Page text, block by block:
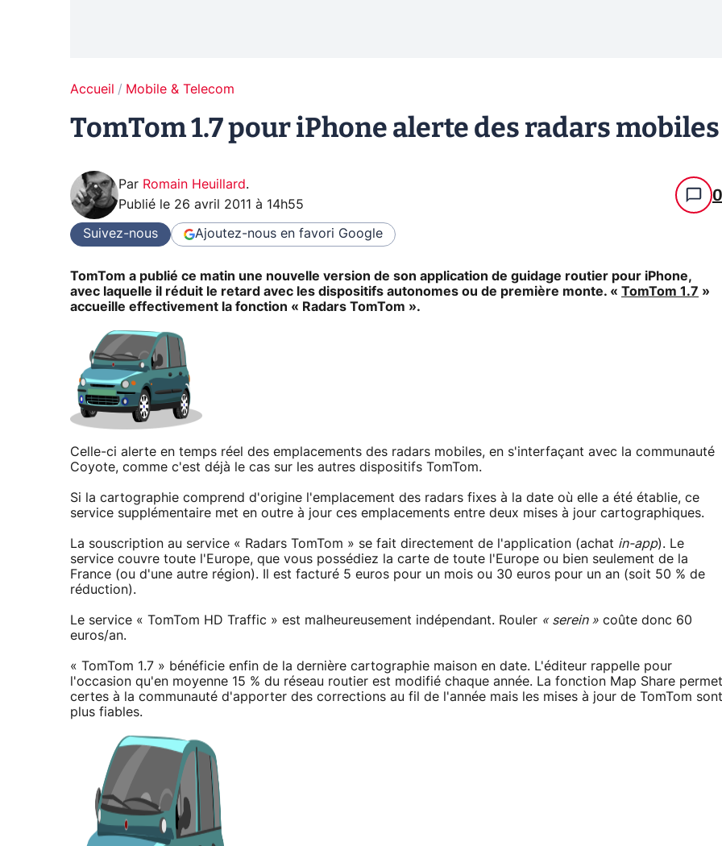
Accueil Mobile & Telecom
TomTom 1.7 pour iPhone alerte des radars mobiles
Par Romain Heuillard.
Publié le 26 avril 2011 à 14h55 0
Suivez-nous Ajoutez-nous en favori Google
TomTom a publié ce matin une nouvelle version de son application de guidage routier pour iPhone,
avec laquelle il réduit le retard avec les dispositifs autonomes ou de première monte. « TomTom 1.7 »
accueille effectivement la fonction « Radars TomTom ».
Celle-ci alerte en temps réel des emplacements des radars mobiles, en s'interfaçant avec la communauté
Coyote, comme c'est déjà le cas sur les autres dispositifs TomTom.
Si la cartographie comprend d'origine l'emplacement des radars fixes à la date où elle a été établie, ce
service supplémentaire met en outre à jour ces emplacements entre deux mises à jour cartographiques.
La souscription au service « Radars TomTom » se fait directement de l'application (achat in-app). Le
service couvre toute l'Europe, que vous possédiez la carte de toute l'Europe ou bien seulement de la
France (ou d'une autre région). Il est facturé 5 euros pour un mois ou 30 euros pour un an (soit 50 % de
réduction).
Le service « TomTom HD Traffic » est malheureusement indépendant. Rouler « serein » coûte donc 60
euros/an.
« TomTom 1.7 » bénéficie enfin de la dernière cartographie maison en date. L'éditeur rappelle pour
l'occasion qu'en moyenne 15 % du réseau routier est modifié chaque année. La fonction Map Share permet
certes à la communauté d'apporter des corrections au fil de l'année mais les mises à jour de TomTom sont
plus fiables.